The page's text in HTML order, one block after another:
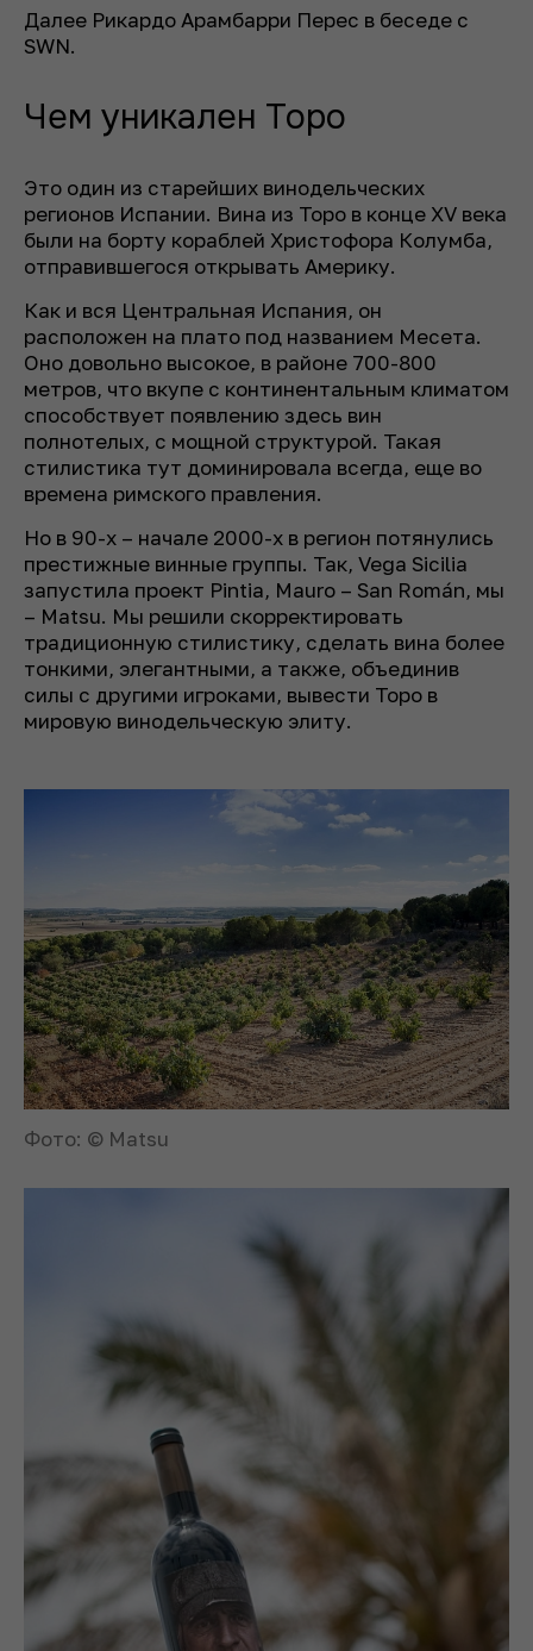
Далее Рикардо Арамбарри Перес в беседе с
SWN.
Чем уникален Торо
Это один из старейших винодельческих
регионов Испании. Вина из Торо в конце XV века
были на борту кораблей Христофора Колумба,
отправившегося открывать Америку.
Как и вся Центральная Испания, он
расположен на плато под названием Месета.
Оно довольно высокое, в районе 700-800
метров, что вкупе с континентальным климатом
способствует появлению здесь вин
полнотелых, с мощной структурой. Такая
стилистика тут доминировала всегда, еще во
времена римского правления.
Но в 90-х – начале 2000-х в регион потянулись
престижные винные группы. Так, Vega Sicilia
запустила проект Pintia, Mauro – San Román, мы
– Matsu. Мы решили скорректировать
традиционную стилистику, сделать вина более
тонкими, элегантными, а также, объединив
силы с другими игроками, вывести Торо в
мировую винодельческую элиту.
Фото: © Matsu